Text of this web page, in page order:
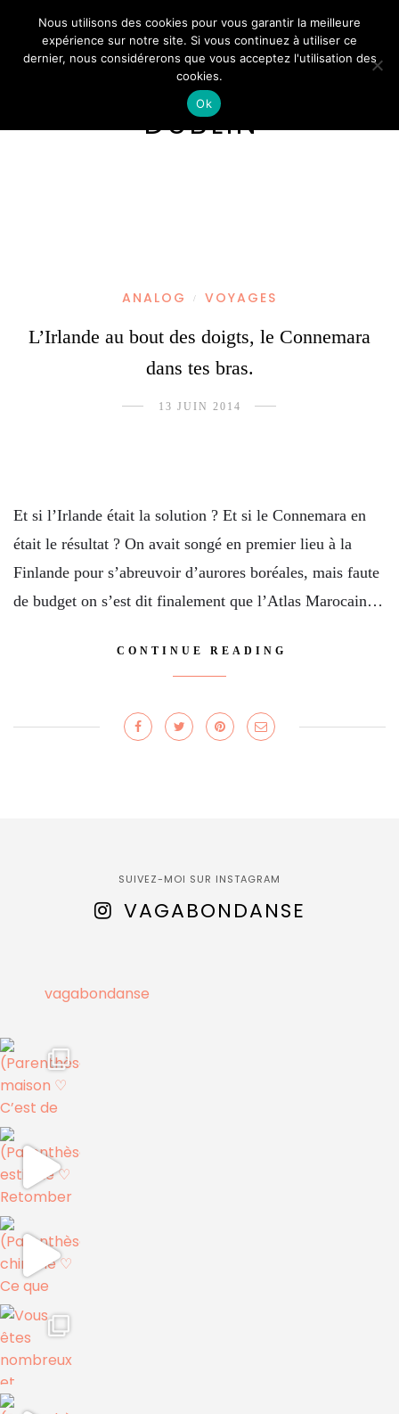
DUBLIN
ANALOG / VOYAGES
L’Irlande au bout des doigts, le Connemara
dans tes bras.
13 JUIN 2014
Et si l’Irlande était la solution ? Et si le Connemara en
était le résultat ? On avait songé en premier lieu à la
Finlande pour s’abreuvoir d’aurores boréales, mais faute
de budget on s’est dit finalement que l’Atlas Marocain…
CONTINUE READING
SUIVEZ-MOI SUR INSTAGRAM
VAGABONDANSE
vagabondanse
Nous utilisons des cookies pour vous garantir la meilleure
expérience sur notre site. Si vous continuez à utiliser ce
dernier, nous considérerons que vous acceptez l'utilisation des
cookies.
Ok